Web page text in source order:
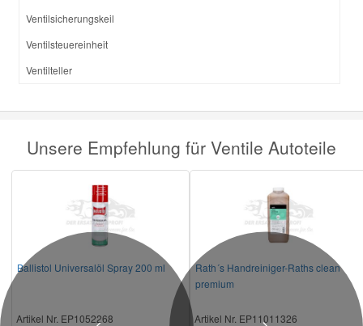
Ventilsicherungskeil
Ventilsteuereinheit
Ventilteller
Unsere Empfehlung für Ventile Autoteile
Ballistol Universalöl Spray 200 ml
Artikel Nr. EP1052268
Rath´s Handreiniger-Raths clean
premium
Artikel Nr. EP11011326
Toyota Ersatzteile
Vauxhall Ersatzteile
Volvo Ersatzteile